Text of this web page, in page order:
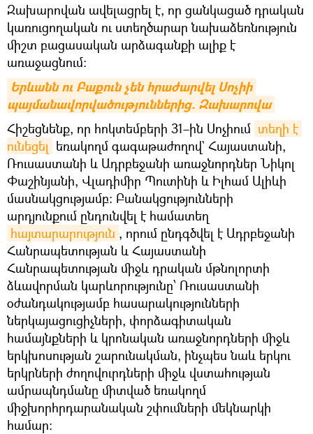
Զախարովան ավելացրել է, որ ցանկացած դրական
կառուցողական ու ստեղծարար նախաձեռնություն
միշտ բացասական արձագանքի ալիք է
առաջացնում։
Երևանն ու Բաքուն չեն հրաժարվել Սոչիի
պայմանավորվածություններից. Զախարովա
Հիշեցնենք, որ հոկտեմբերի 31–ին Սոչիում տեղի է
ունեցել եռակողմ գագաթաժողով` Հայաստանի,
Ռուսաստանի և Ադրբեջանի առաջնորդներ Նիկոլ
Փաշինյանի, Վլադիմիր Պուտինի և Իլհամ Ալիևի
մասնակցությամբ։ Բանակցությունների
արդյունքում ընդունվել է համատեղ
հայտարարություն , որում ընդգծվել է Ադրբեջանի
Հանրապետության և Հայաստանի
Հանրապետության միջև դրական մթնոլորտի
ձևավորման կարևորությունը՝ Ռուսաստանի
օժանդակությամբ հասարակությունների
ներկայացուցիչների, փորձագիտական
համայնքների և կրոնական առաջնորդների միջև
երկխոսության շարունակման, ինչպես նաև երկու
երկրների ժողովուրդների միջև վստահության
ամրապնդմանը միտված եռակողմ
միջխորհրդարանական շփումների մեկնարկի
համար։